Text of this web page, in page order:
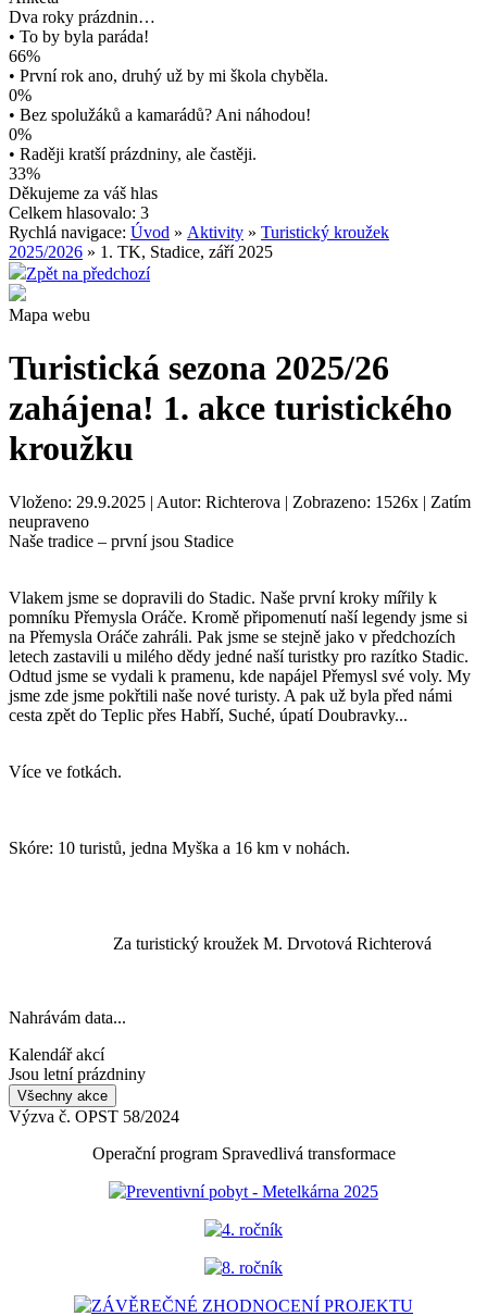
Dva roky prázdnin…
• To by byla paráda!
66%
• První rok ano, druhý už by mi škola chyběla.
0%
• Bez spolužáků a kamarádů? Ani náhodou!
0%
• Raději kratší prázdniny, ale častěji.
33%
Děkujeme za váš hlas
Celkem hlasovalo: 3
Rychlá navigace: Úvod » Aktivity » Turistický kroužek
2025/2026 » 1. TK, Stadice, září 2025
Zpět na předchozí
Mapa webu
Turistická sezona 2025/26
zahájena! 1. akce turistického
kroužku
Vloženo: 29.9.2025 | Autor: Richterova | Zobrazeno: 1526x | Zatím
neupraveno
Naše tradice – první jsou Stadice
Vlakem jsme se dopravili do Stadic. Naše první kroky mířily k
pomníku Přemysla Oráče. Kromě připomenutí naší legendy jsme si
na Přemysla Oráče zahráli. Pak jsme se stejně jako v předchozích
letech zastavili u milého dědy jedné naší turistky pro razítko Stadic.
Odtud jsme se vydali k pramenu, kde napájel Přemysl své voly. My
jsme zde jsme pokřtili naše nové turisty. A pak už byla před námi
cesta zpět do Teplic přes Habří, Suché, úpatí Doubravky...
Více ve fotkách.
Skóre: 10 turistů, jedna Myška a 16 km v nohách.
Za turistický kroužek M. Drvotová Richterová
Nahrávám data...
Kalendář akcí
Jsou letní prázdniny
Všechny akce
Výzva č. OPST 58/2024
Operační program Spravedlivá transformace
Preventivní pobyt - Metelkárna 2025
4. ročník
8. ročník
ZÁVĚREČNÉ ZHODNOCENÍ PROJEKTU